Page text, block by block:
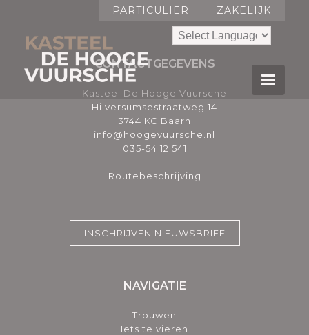
PARTICULIER ZAKELIJK
CONTACTGEGEVENS
Kasteel De Hooge Vuursche
Hilversumsestraatweg 14
3744 KC Baarn
info@hoogevuursche.nl
035-54 12 541
Routebeschrijving
INSCHRIJVEN NIEUWSBRIEF
NAVIGATIE
Trouwen
Iets te vieren